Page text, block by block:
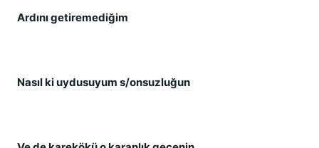
Ardını getiremediğim
Nasıl ki uydusuyum s/onsuzluğun